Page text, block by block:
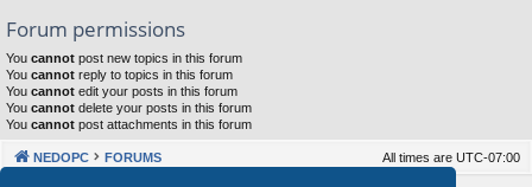
Forum permissions
You cannot post new topics in this forum
You cannot reply to topics in this forum
You cannot edit your posts in this forum
You cannot delete your posts in this forum
You cannot post attachments in this forum
NEDOPC FORUMS All times are UTC-07:00